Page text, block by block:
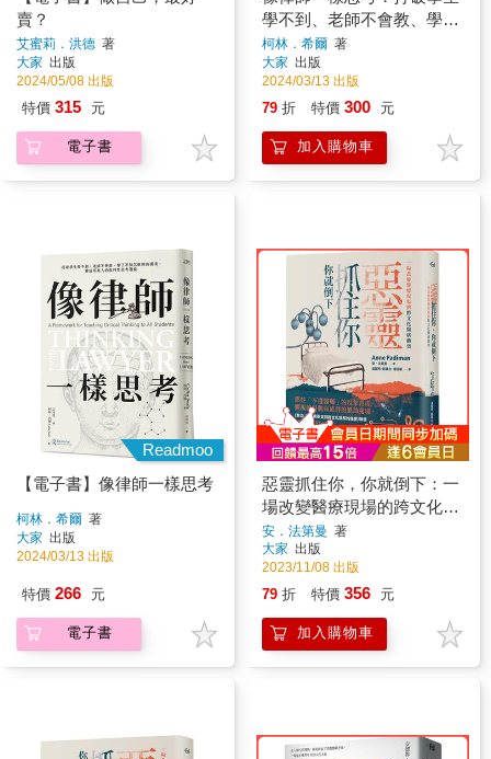
賣？
艾蜜莉．洪德 著
大家 出版
2024/05/08 出版
特價 315 元
電子書
學不到、老師不會教、學了
不知怎麼用的困境，釋放所
有人的批判性思考潛能
柯林．希爾 著
大家 出版
2024/03/13 出版
79 折 特價 300 元
加入購物車
Readmoo
【電子書】像律師一樣思考
柯林．希爾 著
大家 出版
2024/03/13 出版
特價 266 元
電子書
惡靈抓住你，你就倒下：一
場改變醫療現場的跨文化醫
病衝突(《黎亞》新版)
安．法第曼 著
大家 出版
2023/11/08 出版
79 折 特價 356 元
加入購物車